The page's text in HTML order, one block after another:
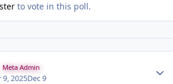
to vote in this poll.
Meta Admin
9, 2025Dec 9